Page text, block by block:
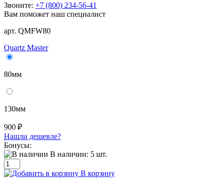
Звоните: +7 (800) 234-56-41
Вам поможет наш специалист
арт. QMFW80
Quartz Master
80мм
130мм
900 ₽
Нашли дешевле?
Бонусы:
В наличии: 5 шт.
В корзину